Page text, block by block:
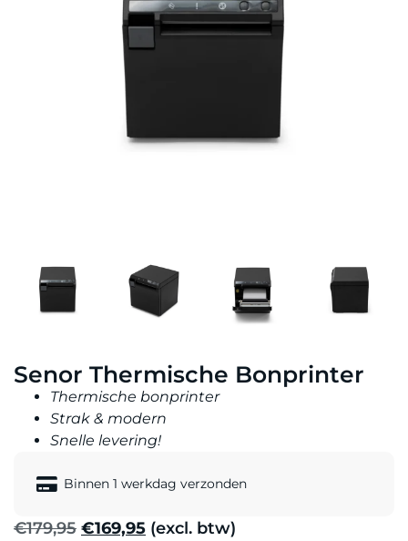
Senor Thermische Bonprinter
Thermische bonprinter
Strak & modern
Snelle levering!
Binnen 1 werkdag verzonden
€179,95 €169,95 (excl. btw)